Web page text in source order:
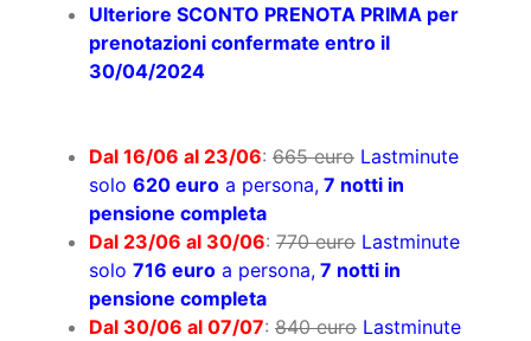
Ulteriore SCONTO PRENOTA PRIMA per
prenotazioni confermate entro il
30/04/2024
Dal 16/06 al 23/06: 665 euro Lastminute
solo 620 euro a persona, 7 notti in
pensione completa
Dal 23/06 al 30/06: 770 euro Lastminute
solo 716 euro a persona, 7 notti in
pensione completa
Dal 30/06 al 07/07: 840 euro Lastminute